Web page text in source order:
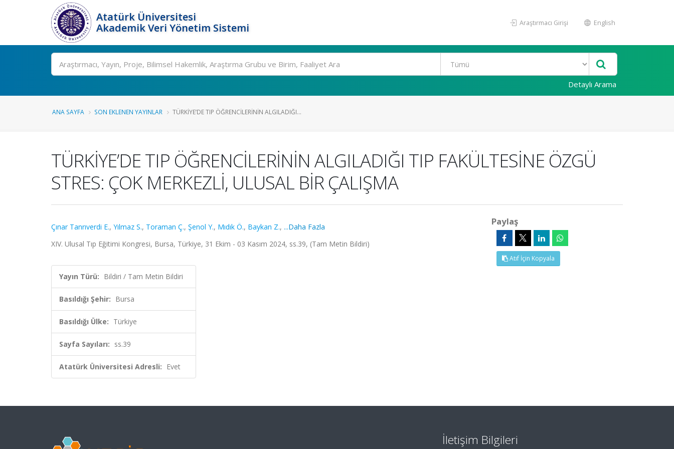
Atatürk Üniversitesi
Akademik Veri Yönetim Sistemi
Araştırmacı Girişi English
Ara
Detaylı Arama
ANA SAYFA SON EKLENEN YAYINLAR TÜRKİYE’DE TIP ÖĞRENCİLERİNİN ALGILADIĞI...
TÜRKİYE’DE TIP ÖĞRENCİLERİNİN ALGILADIĞI TIP FAKÜLTESİNE ÖZGÜ
STRES: ÇOK MERKEZLİ, ULUSAL BİR ÇALIŞMA
Çınar Tanrıverdi E., Yılmaz S., Toraman Ç., Şenol Y., Mıdık Ö., Baykan Z., ...Daha Fazla
XIV. Ulusal Tıp Eğitimi Kongresi, Bursa, Türkiye, 31 Ekim - 03 Kasım 2024, ss.39, (Tam Metin Bildiri)
Yayın Türü: Bildiri / Tam Metin Bildiri
Basıldığı Şehir: Bursa
Basıldığı Ülke: Türkiye
Sayfa Sayıları: ss.39
Atatürk Üniversitesi Adresli: Evet
Paylaş
Atıf İçin Kopyala
İletişim Bilgileri